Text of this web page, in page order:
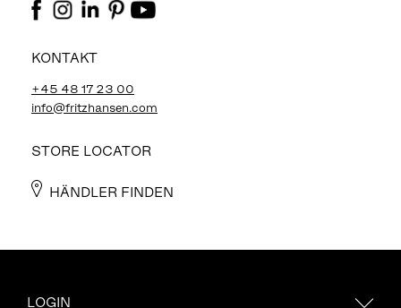
KONTAKT
+45 48 17 23 00
info@fritzhansen.com
STORE LOCATOR
HÄNDLER FINDEN
LOGIN